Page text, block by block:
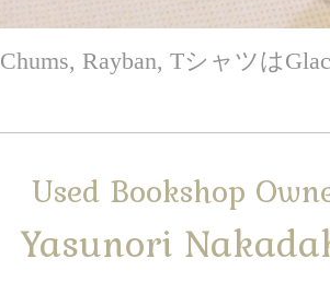
Chums, Rayban, Tシャツは
Used Bookshop
Yasunori